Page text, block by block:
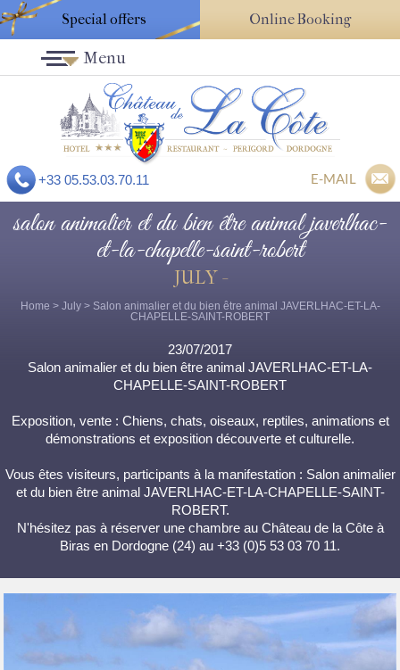
Special offers Online Booking
+33 05.53.03.70.11 E-MAIL
Menu
salon animalier et du bien être animal javerlhac-
et-la-chapelle-saint-robert
JULY -
Home > July> Salon animalier et du bien être animal JAVERLHAC-ET-LA-
CHAPELLE-SAINT-ROBERT
23/07/2017
Salon animalier et du bien être animal JAVERLHAC-ET-LA-
CHAPELLE-SAINT-ROBERT
Exposition, vente : Chiens, chats, oiseaux, reptiles, animations et
démonstrations et exposition découverte et culturelle.
Vous êtes visiteurs, participants à la manifestation : Salon animalier
et du bien être animal JAVERLHAC-ET-LA-CHAPELLE-SAINT-
ROBERT.
N'hésitez pas à réserver une chambre au Château de la Côte à
Biras en Dordogne (24) au +33 (0)5 53 03 70 11.